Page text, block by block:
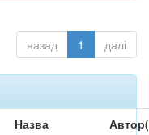
назад 1 далі
Назва